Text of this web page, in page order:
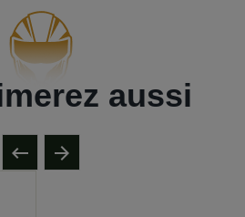
aussi
 arrow_forward